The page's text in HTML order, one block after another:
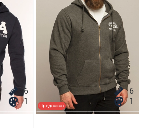
6
1
Предзаказ
6
1